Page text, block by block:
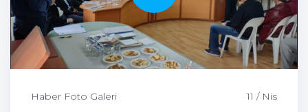
Haber Foto Galeri 11 / Nis